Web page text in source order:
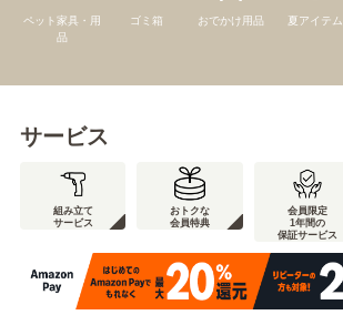
ペット家具・用
品
ゴミ箱 おでかけ用品 夏アイテム
サービス
組み立て
サービス
おトクな
会員特典
会員限定
1年間の
保証サービス